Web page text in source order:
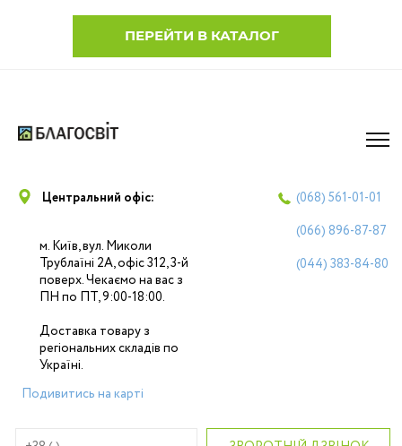
ПЕРЕЙТИ В КАТАЛОГ
Центральний офіс:
м. Київ, вул. Миколи
Трублаїні 2А, офіс 312, 3-й
поверх. Чекаємо на вас з
ПН по ПТ, 9:00-18:00.
Доставка товару з
регіональних складів по
Україні.
Подивитись на карті
(068) 561-01-01
(066) 896-87-87
(044) 383-84-80